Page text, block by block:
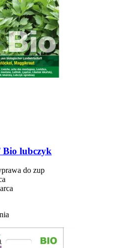
Bio lubczyk
do zup